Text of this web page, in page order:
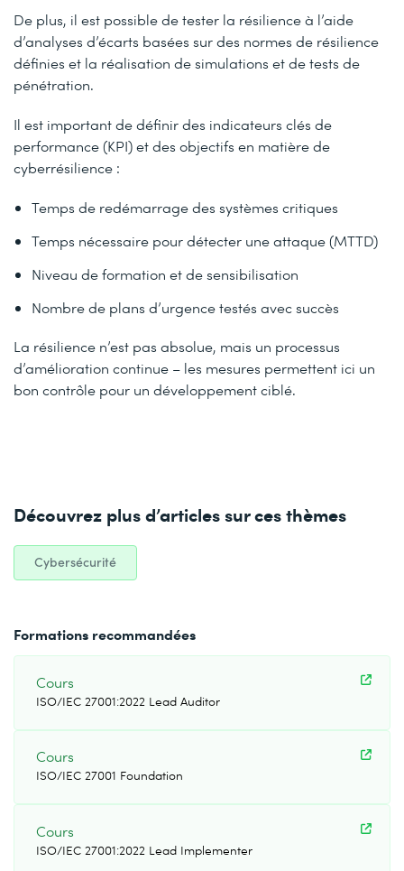
De plus, il est possible de tester la résilience à l’aide
d’analyses d’écarts basées sur des normes de résilience
définies et la réalisation de simulations et de tests de
pénétration.
Il est important de définir des indicateurs clés de
performance (KPI) et des objectifs en matière de
cyberrésilience :
Temps de redémarrage des systèmes critiques
Temps nécessaire pour détecter une attaque (MTTD)
Niveau de formation et de sensibilisation
Nombre de plans d’urgence testés avec succès
La résilience n’est pas absolue, mais un processus
d’amélioration continue – les mesures permettent ici un
bon contrôle pour un développement ciblé.
Découvrez plus d’articles sur ces thèmes
Cybersécurité
Formations recommandées
Cours
ISO/IEC 27001:2022 Lead Auditor
Cours
ISO/IEC 27001 Foundation
Cours
ISO/IEC 27001:2022 Lead Implementer